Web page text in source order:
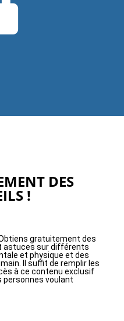
DES
!
gratuitement des
astuces sur différents
et physique et des
Il suffit de remplir les
à ce contenu exclusif
personnes voulant